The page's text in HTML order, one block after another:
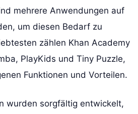
mehrere Anwendungen auf
um diesen Bedarf zu
zählen Khan Academy
PlayKids und Tiny Puzzle,
Funktionen und Vorteilen.
wurden sorgfältig entwickelt,